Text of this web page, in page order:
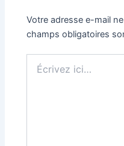
Votre adresse e-mail
champs obligatoires
ici…